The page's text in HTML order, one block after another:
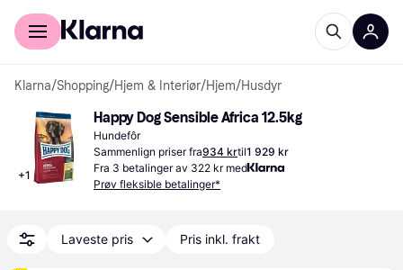
For kunder
Klarna/Shopping/Hjem & Interiør/Hjem/Husdyr
+1
Happy Dog Sensible Africa 12.5kg
Hundefôr
Sammenlign priser fra934 krtil1 929 kr
Fra 3 betalinger av 322 kr med
Prøv fleksible betalinger*
Laveste pris Pris inkl. frakt